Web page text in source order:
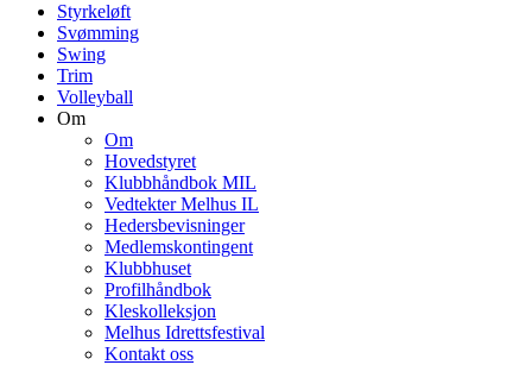
Styrkeløft
Svømming
Swing
Trim
Volleyball
Om
Om
Hovedstyret
Klubbhåndbok MIL
Vedtekter Melhus IL
Hedersbevisninger
Medlemskontingent
Klubbhuset
Profilhåndbok
Kleskolleksjon
Melhus Idrettsfestival
Kontakt oss